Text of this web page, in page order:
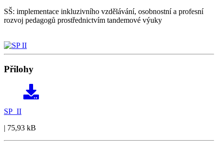
SŠ: implementace inkluzivního vzdělávání, osobnostní a profesní
rozvoj pedagogů prostřednictvím tandemové výuky
Přilohy
SP_II
| 75,93 kB